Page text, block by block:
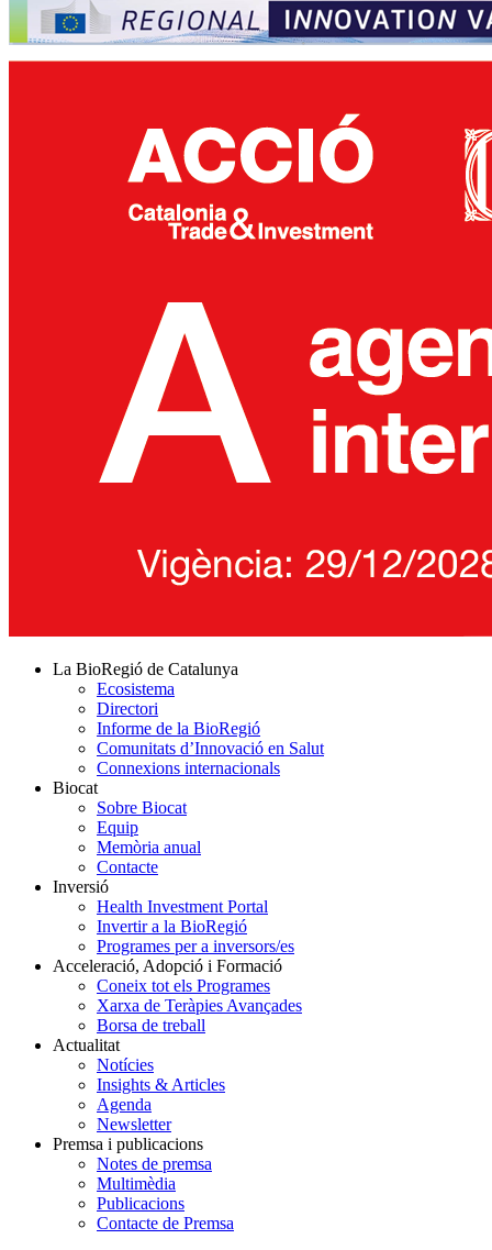
La BioRegió de Catalunya
Ecosistema
Directori
Informe de la BioRegió
Comunitats d’Innovació en Salut
Connexions internacionals
Biocat
Sobre Biocat
Equip
Memòria anual
Contacte
Inversió
Health Investment Portal
Invertir a la BioRegió
Programes per a inversors/es
Acceleració, Adopció i Formació
Coneix tot els Programes
Xarxa de Teràpies Avançades
Borsa de treball
Actualitat
Notícies
Insights & Articles
Agenda
Newsletter
Premsa i publicacions
Notes de premsa
Multimèdia
Publicacions
Contacte de Premsa